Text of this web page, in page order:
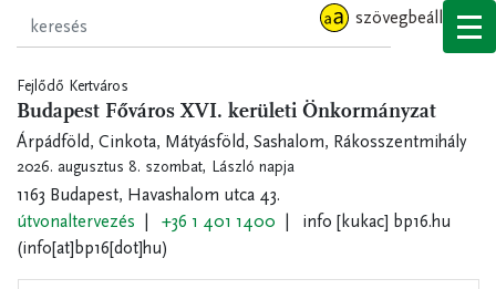
szövegbeállítások
Fejlődő Kertváros
Budapest Főváros XVI. kerületi Önkormányzat
Árpádföld, Cinkota, Mátyásföld, Sashalom, Rákosszentmihály
2026. augusztus 8. szombat, László napja
1163 Budapest, Havashalom utca 43.
útvonaltervezés
+36 1 401 1400 info [kukac] bp16.hu
(info[at]bp16[dot]hu)